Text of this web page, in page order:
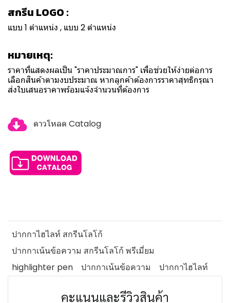
สกรีน LOGO :
แบบ 1 ตำแหน่ง , แบบ 2 ตำแหน่ง
หมายเหตุ:
ราคาที่แสดงผลเป็น "ราคาประมาณการ" เพื่อช่วยให้ง่ายต่อการ
เลือกสินค้าตามงบประมาณ หากลูกค้าต้องการราคาสุทธิกรุณา
ส่งใบเสนอราคาพร้อมแจ้งจำนวนที่ต้องการ
ดาวโหลด Catalog
ปากกาไฮไลท์ สกรีนโลโก้
ปากกาเน้นข้อความ สกรีนโลโก้ พรีเมี่ยม
highlighter pen
ปากกาเน้นข้อความ ปากกาไฮไลท์
คะแนนและรีวิวสินค้า